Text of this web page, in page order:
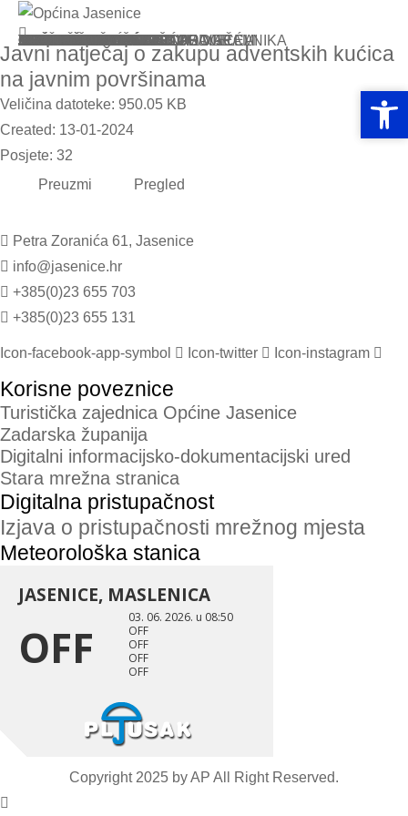
POČETNA
JASENICE
POVIJEST
KULTURNA BAŠTINA
MULTIMEDIJA
UPRAVA
NAČELNIK
JEDINSTVENI UPRAVNI ODJEL
GRB I ZASTAVA
OPĆINSKO VIJEĆE
PRORAČUN
PRORAČUN
FINANCIJSKA IZVJEŠĆA
ITRANSPARENTNOST
TRANSPARENTNOST
TEMELJNI OPĆI AKTI
DOKUMENTI OPĆINSKOG VIJEĆA
DOKUMENTI OPĆINSKOG NAČELNIKA
DOKUMENTI
STATUT
SLUŽBENI GLASNICI
ZAKONI I PROPISI
STRATEŠKI PLANOVI I PROGRAMI
REGISTAR IMOVINE
OBRASCI
ARHIVA
PROSTORNO UREĐENJE
PROSTORNI PLANOVI
URBANISTIČKI PLANOVI
JAVNA NABAVA
PRISTUP INFORMACIJAMA
AKTUALNO
NOVOSTI
NATJEČAJI
OBAVIJESTI
JAVNI POZIVI
KONTAKT
Javni natječaj o zakupu adventskih kućica
na javnim površinama
Veličina datoteke: 950.05 KB
Created: 13-01-2024
Posjete: 32
Preuzmi
Pregled
Petra Zoranića 61, Jasenice
info@jasenice.hr
+385(0)23 655 703
+385(0)23 655 131
Icon-facebook-app-symbol Icon-twitter Icon-instagram
Korisne poveznice
Turistička zajednica Općine Jasenice
Zadarska županija
Digitalni informacijsko-dokumentacijski ured
Stara mrežna stranica
Digitalna pristupačnost
Izjava o pristupačnosti mrežnog mjesta
Meteorološka stanica
Copyright 2025 byAP All Right Reserved.